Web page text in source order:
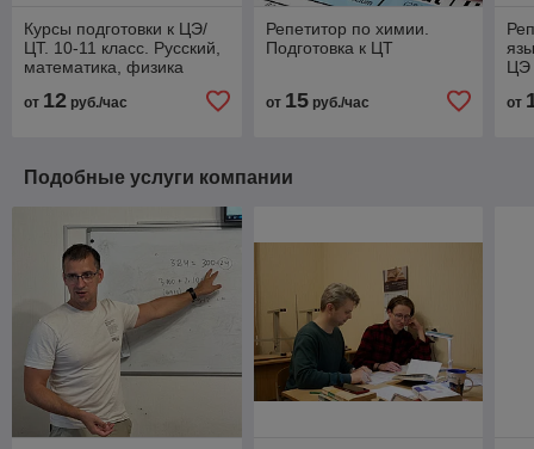
Курсы подготовки к ЦЭ/
ЦТ. 10-11 класс. Русский,
математика, физика
от 12 руб./час
Репетитор по химии.
Подготовка к ЦТ
от 15руб./час
ЦЭ
от
Подобные услуги компании